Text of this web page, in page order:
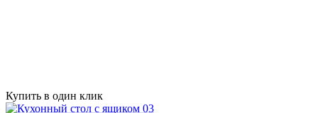
Купить в один клик